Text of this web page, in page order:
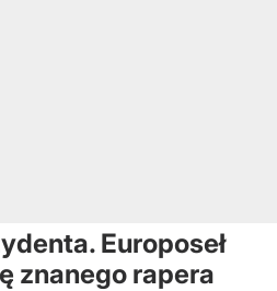
Europoseł
znanego rapera